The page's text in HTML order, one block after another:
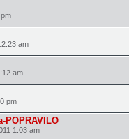
am
am
pm
1:03 am